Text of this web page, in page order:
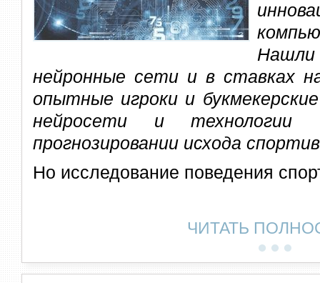
нейронные сети и в ставках
опытные игроки и
нейросети и технологии
прогнозировании исхода
Но исследование поведения
ЧИТАТЬ